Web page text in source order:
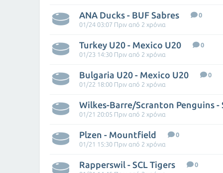
ANA Ducks - BUF Sabres
0
01/24 03:07 Πριν από 2 χρόνια
Turkey U20 - Mexico U20
0
01/23 14:30 Πριν από 2 χρόνια
Bulgaria U20 - Mexico U20
0
01/22 18:00 Πριν από 2 χρόνια
01/21 20:05 Πριν από 2 χρόνια
Plzen - Mountfield
0
01/21 15:30 Πριν από 2 χρόνια
Rapperswil - SCL Tigers
0